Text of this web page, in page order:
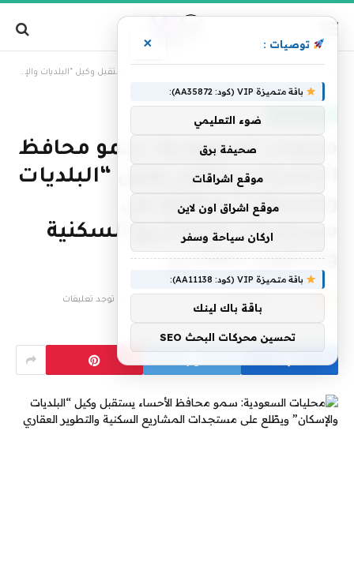
محليات السعودية: سمو محافظ الأحساء يستقبل وكيل “البلديات والإسكان” ويطّلع على مستجدات المشاريع السكنية والتطوير العقاري
محليات السعودية: سمو محافظ
الأحساء يستقبل وكيل “البلديات
والإسكان” ويطّلع على
مستجدات المشاريع السكنية
والتطوير العقاري
لا توجد تعليقات
2 دقائق
توصيات : ×
باقة متميزة VIP (كود: AA35872):
ضوء التعليمي
صحيفة برق
موقع اشراقات
موقع اشراق اون لاين
اركان سياحة وسفر
باقة متميزة VIP (كود: AA11138):
باقة باك لينك
تحسين محركات البحث SEO